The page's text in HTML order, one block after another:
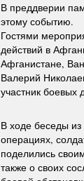
В преддверии
этому событию.
Гостями
действий в
Афганистане,
Валерий
участник боевых
В ходе беседы
операциях,
поделились
также о своих